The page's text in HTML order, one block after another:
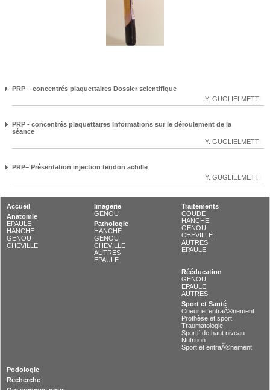
PRP – concentrés plaquettaires Dossier scientifique
Y. GUGLIELMETTI
PRP - concentrés plaquettaires Informations sur le déroulement de la
séance
Y. GUGLIELMETTI
PRP– Présentation injection tendon achille
Y. GUGLIELMETTI
Accueil
Anatomie
EPAULE
HANCHE
GENOU
CHEVILLE
Imagerie
GENOU
Pathologie
HANCHE
GENOU
CHEVILLE
AUTRES
EPAULE
Traitements
COUDE
HANCHE
GENOU
CHEVILLE
AUTRES
EPAULE
Rééducation
GENOU
EPAULE
AUTRES
Sport et Santé
Coeur et entraÃ®nement
Prothèse et sport
Traumatologie
Sportif de haut niveau
Nutrition
Sport et entraÃ®nement
Podologie
Recherche